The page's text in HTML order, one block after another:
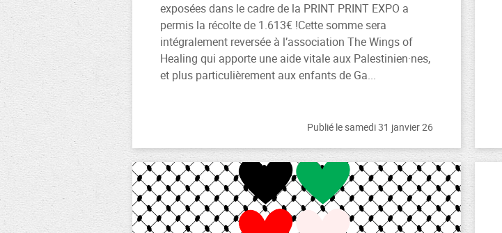
exposées dans le cadre de la PRINT PRINT EXPO a
permis la récolte de 1.613€ !Cette somme sera
intégralement reversée à l’association The Wings of
Healing qui apporte une aide vitale aux Palestinien·nes,
et plus particulièrement aux enfants de Ga...
Publié le samedi 31 janvier 26